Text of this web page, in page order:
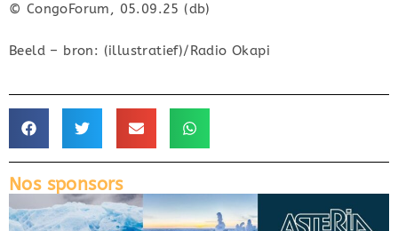
© CongoForum, 05.09.25 (db)
Beeld – bron: (illustratief)/Radio Okapi
Nos sponsors